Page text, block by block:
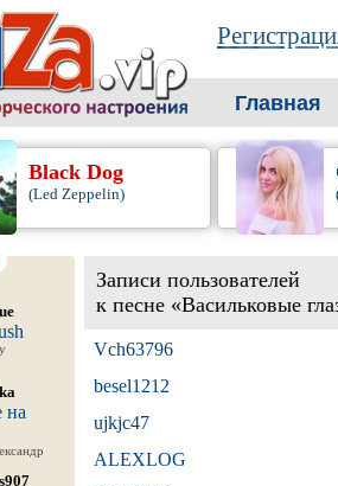
Главная
Black Dog
(Led Zeppelin)
на
Записи пользователей
к песне «Васильковые
Vch63796
besel1212
ujkjc47
ALEXLOG